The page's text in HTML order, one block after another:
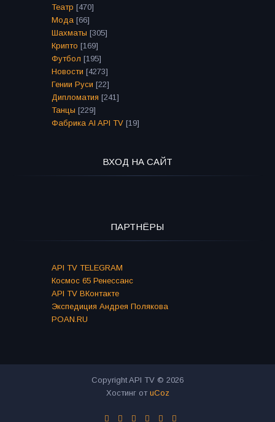
Театр [470]
Мода [66]
Шахматы [305]
Крипто [169]
Футбол [195]
Новости [4273]
Гении Руси [22]
Дипломатия [241]
Танцы [229]
Фабрика AI API TV [19]
ВХОД НА САЙТ
ПАРТНЁРЫ
API TV TELEGRAM
Космос 65 Ренессанс
API TV ВКонтакте
Экспедиция Андрея Полякова
POAN.RU
Copyright API TV © 2026
Хостинг от uCoz